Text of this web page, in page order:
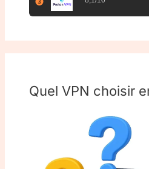
Quel VPN choisir